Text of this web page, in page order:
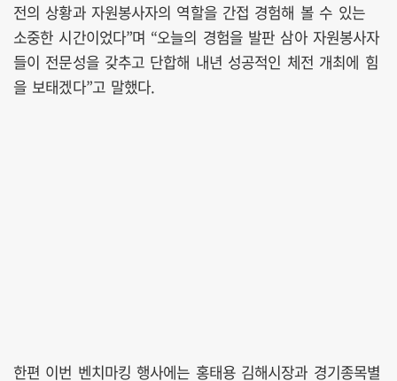
전의 상황과 자원봉사자의 역할을 간접 경험해 볼 수 있는
소중한 시간이었다”며 “오늘의 경험을 발판 삼아 자원봉사자
들이 전문성을 갖추고 단합해 내년 성공적인 체전 개최에 힘
을 보태겠다”고 말했다.
한편 이번 벤치마킹 행사에는 홍태용 김해시장과 경기종목별